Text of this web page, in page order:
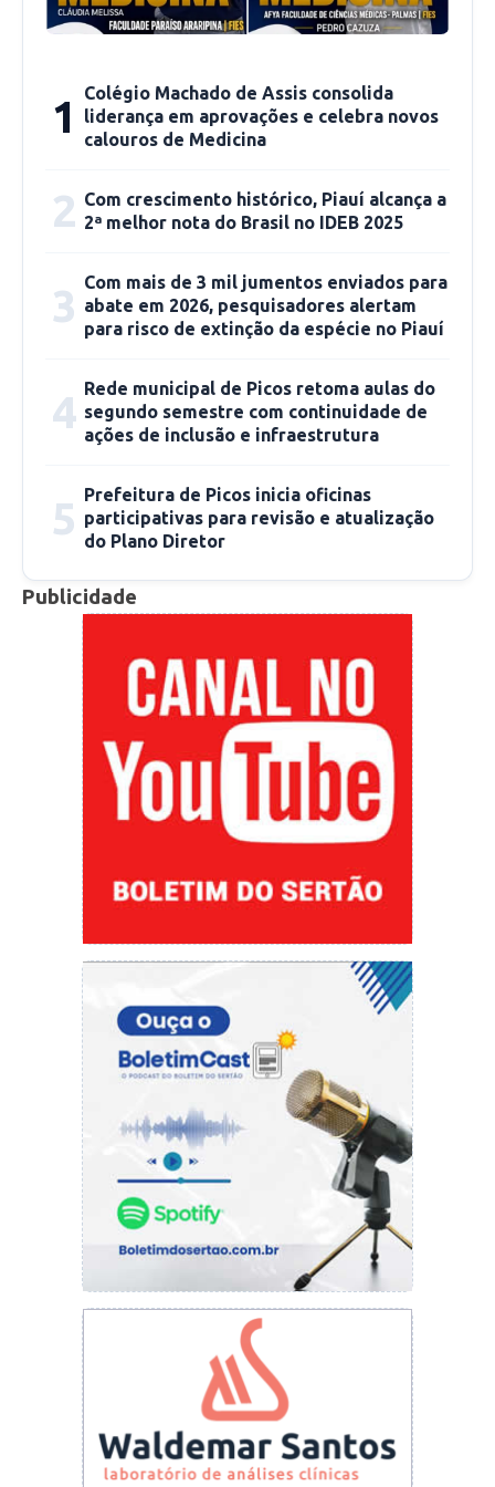
Teresina (58 anos).
266.733 distribuídos em todos os municípios
piauienses. Os óbitos pelo novo coronavírus
municípios.
para atendimento à Covid-19, há 1.053
ocupados, sendo 658 leitos clínicos, 372 UTIs e
acumuladas somam 16.773 até o dia 24 de maio
de 2021.
recuperadas ou seguem em acompanhamento
médico.
Pâmella Maranhão com informações da
Sesapi
redacao@cidadeverde.com
1
Colégio Machado de Assis consolida
liderança em aprovações e celebra novos
calouros de Medicina
2 Com crescimento histórico, Piauí alcança a
2ª melhor nota do Brasil no IDEB 2025
3 Com mais de 3 mil jumentos enviados para
abate em 2026, pesquisadores alertam
para risco de extinção da espécie no Piauí
4 Rede municipal de Picos retoma aulas do
segundo semestre com continuidade de
ações de inclusão e infraestrutura
5 Prefeitura de Picos inicia oficinas
participativas para revisão e atualização
do Plano Diretor
Publicidade